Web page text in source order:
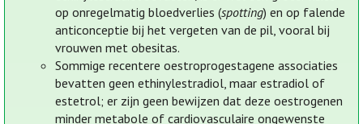
op onregelmatig bloedverlies (spotting) en op falende
anticonceptie bij het vergeten van de pil, vooral bij
vrouwen met obesitas.
Sommige recentere oestroprogestagene associaties
bevatten geen ethinylestradiol, maar estradiol of
estetrol; er zijn geen bewijzen dat deze oestrogenen
minder metabole of cardiovasculaire ongewenste